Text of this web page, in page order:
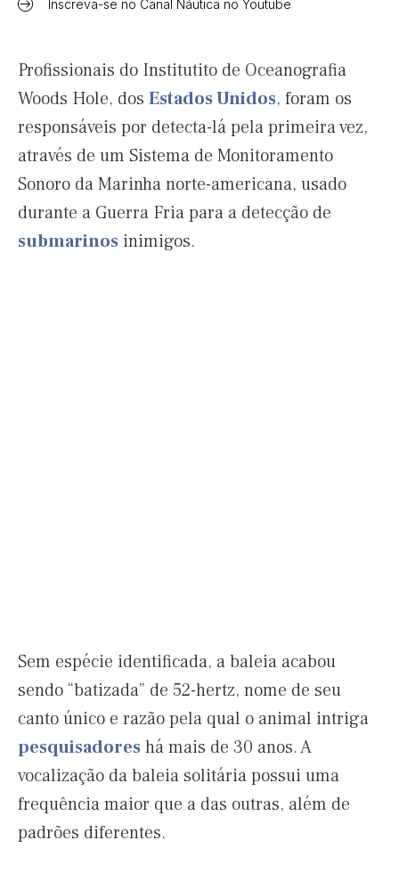
Inscreva-se no Canal Náutica no Youtube
Profissionais do Institutito de Oceanografia
Woods Hole, dos Estados Unidos, foram os
responsáveis por detecta-lá pela primeira vez,
através de um Sistema de Monitoramento
Sonoro da Marinha norte-americana, usado
durante a Guerra Fria para a detecção de
submarinos inimigos.
Sem espécie identificada, a baleia acabou
sendo “batizada” de 52-hertz, nome de seu
canto único e razão pela qual o animal intriga
pesquisadores há mais de 30 anos. A
vocalização da baleia solitária possui uma
frequência maior que a das outras, além de
padrões diferentes.